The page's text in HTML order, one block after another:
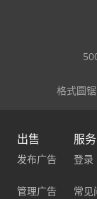
格式圆
出售
发布广告
管理广告
服
登录
常见